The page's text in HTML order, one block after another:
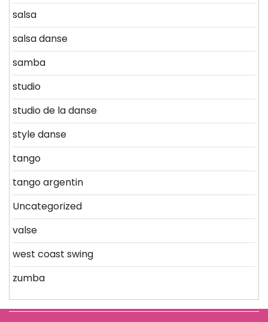
salsa
salsa danse
samba
studio
studio de la danse
style danse
tango
tango argentin
Uncategorized
valse
west coast swing
zumba